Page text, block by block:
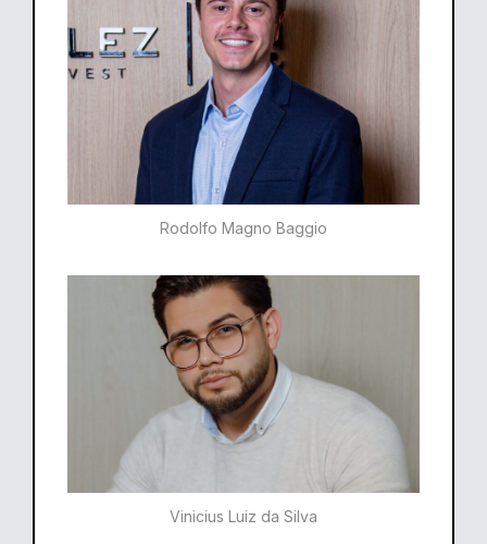
Rodolfo Magno Baggio​​
Vinicius Luiz da Silva